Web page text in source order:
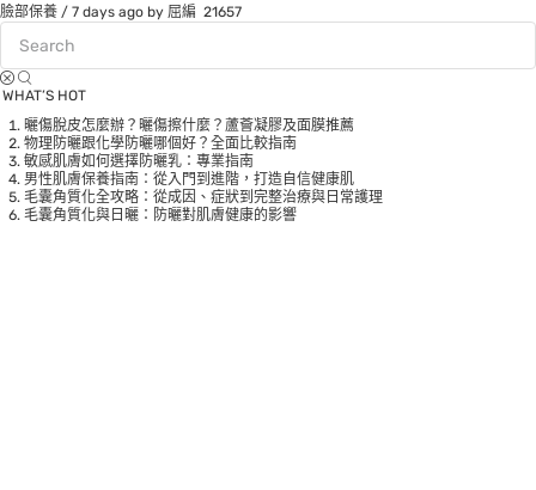
臉部保養 / 7 days ago by 屈編 21657
WHAT’S HOT
曬傷脫皮怎麼辦？曬傷擦什麼？蘆薈凝膠及面膜推薦
物理防曬跟化學防曬哪個好？全面比較指南
敏感肌膚如何選擇防曬乳：專業指南
男性肌膚保養指南：從入門到進階，打造自信健康肌
毛囊角質化全攻略：從成因、症狀到完整治療與日常護理
毛囊角質化與日曬：防曬對肌膚健康的影響